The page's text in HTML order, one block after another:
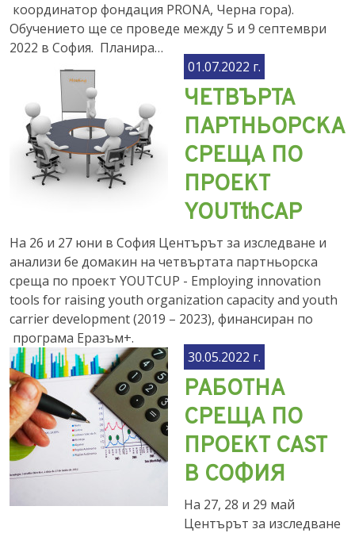
координатор фондация PRONA, Черна гора).
Обучението ще се проведе между 5 и 9 септември
2022 в София. Планира…
01.07.2022 г.
ЧЕТВЪРТА
ПАРТНЬОРСКА
СРЕЩА ПО
ПРОЕКТ
YOUTthCAP
На 26 и 27 юни в София Центърът за изследване и
анализи бе домакин на четвъртата партньорска
среща по проект YOUTCUP - Employing innovation
tools for raising youth organization capacity and youth
carrier development (2019 – 2023), финансиран по
програма Еразъм+.
30.05.2022 г.
РАБОТНА
СРЕЩА ПО
ПРОЕКТ CAST
В СОФИЯ
На 27, 28 и 29 май
Центърът за изследване